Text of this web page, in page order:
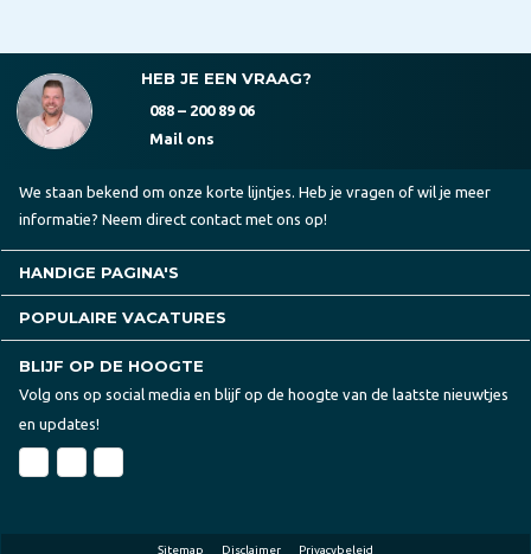
HEB JE EEN VRAAG?
088 – 200 89 06
Mail ons
We staan bekend om onze korte lijntjes. Heb je vragen of wil je meer
informatie? Neem direct contact met ons op!
HANDIGE PAGINA'S
POPULAIRE VACATURES
BLIJF OP DE HOOGTE
Volg ons op social media en blijf op de hoogte van de laatste nieuwtjes
en updates!
Sitemap Disclaimer Privacybeleid